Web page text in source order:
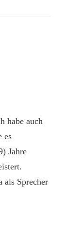
habe auch
es
Jahre
als Sprecher